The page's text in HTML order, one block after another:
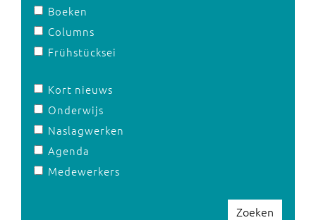
Boeken
Columns
Frühstücksei
Kort nieuws
Onderwijs
Naslagwerken
Agenda
Medewerkers
Zoeken